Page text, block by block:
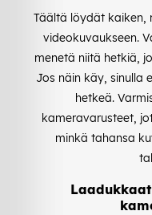
Täältä löydät kaiken,
videokuvaukseen.
menetä niitä hetkiä,
Jos näin käy, sinulla
hetkeä.
kameravarusteet,
minkä tahansa